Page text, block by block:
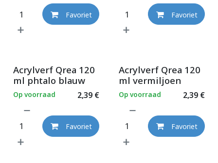
Favoriet Favoriet
Acrylverf Qrea 120
ml phtalo blauw
2,39€
Op voorraad
Favoriet
Acrylverf Qrea 120
ml vermiljoen
2,39€
Op voorraad
Favoriet